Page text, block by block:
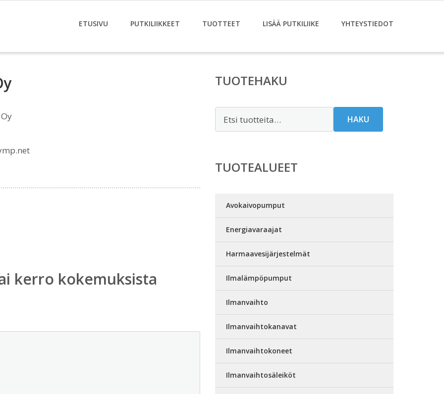
ETUSIVU PUTKILIIKKEET TUOTTEET LISÄÄ PUTKILIIKE YHTEYSTIEDOT
kerro kokemuksista
TUOTEHAKU
HAKU
TUOTEALUEET
Avokaivopumput
Energiavaraajat
Harmaavesijärjestelmät
Ilmalämpöpumput
Ilmanvaihto
Ilmanvaihtokanavat
Ilmanvaihtokoneet
Ilmanvaihtosäleiköt